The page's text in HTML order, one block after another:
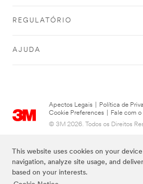
This website uses cookies on your
navigation, analyze site usage, and
based on your interests.
REGULATÓRIO
AJUDA
Apectos Legais Política de
Cookie Preferences
Fale com o
© 3M 2026. Todos os Direitos